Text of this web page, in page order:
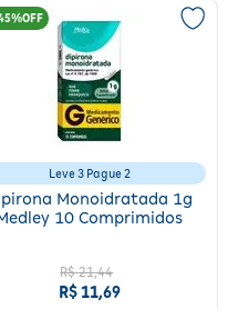
Leve 3 Pague 2
Monoidratada 1g
10 Comprimidos
R$ 21,44
R$11,69